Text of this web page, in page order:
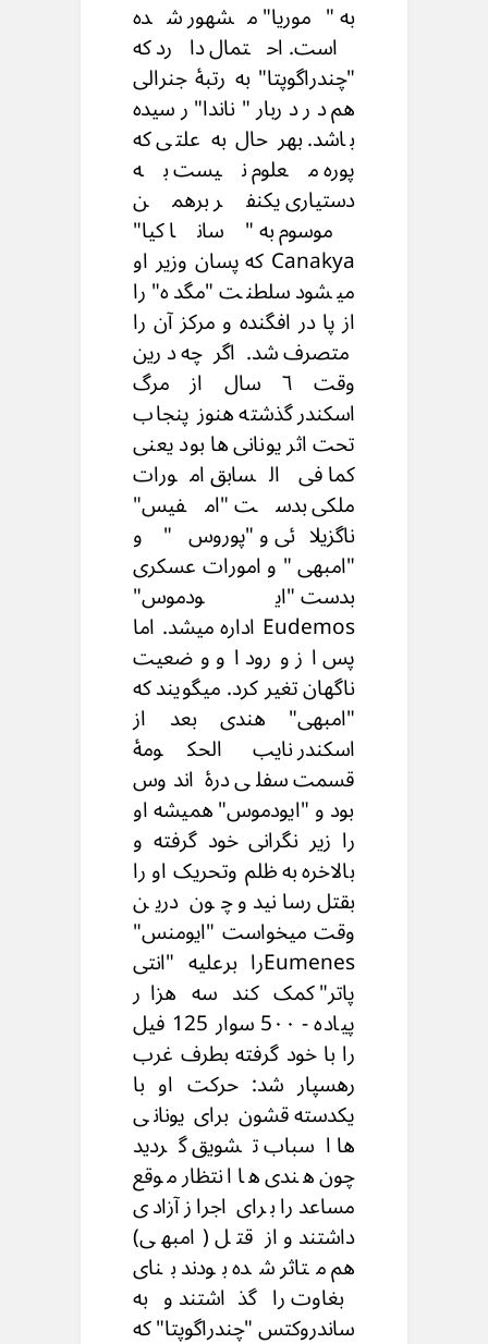
به "موریا" مشهور شده
است. احتمال دارد که
"چندراگوپتا" به رتبۀ جنرالی
هم در دربار "ناندا" رسیده
باشد. بهر حال به علتی که
پوره معلوم نیست به
دستیاری یکنفر برهمن
موسوم به "سانا کیا"
Canakya که پسان وزیر او
میشود سلطنت "مگده" را
از پا در افگنده و مرکز آن را
متصرف شد. اگر چه درین
وقت ٦ سال از مرگ
اسکندر گذشته هنوز پنجاب
تحت اثر یونانی ها بود یعنی
کما فی السابق امورات
ملکی بدست "امفیس"
ناگزیلائی و "پوروس" و
"امبهی " و امورات عسکری
بدست "ایودموس"
Eudemos اداره میشد. اما
پس از ورود او وضعیت
ناگهان تغیر کرد. میگویند که
"امبهی" هندی بعد از
اسکندر نایب الحکومۀ
قسمت سفلی درۀ اندوس
بود و "ایودموس" همیشه او
را زیر نگرانی خود گرفته و
بالاخره به ظلم وتحریک او را
بقتل رسانید و چون درین
وقت میخواست "ایومنس"
Eumenesرا برعلیه "انتی
پاتر" کمک کند سه هزار
پیاده - 5۰۰ سوار 125 فیل
را با خود گرفته بطرف غرب
رهسپار شد: حرکت او با
یکدسته قشون برای یونانی
ها اسباب تشویق گردید
چون هندی ها انتظار موقع
مساعد را برای اجراز آزادی
داشتند و از قتل (امبهی)
هم متاثر شده بودند بنای
بغاوت را گذاشتند و به
ساندروکتس "چندراگوپتا" که